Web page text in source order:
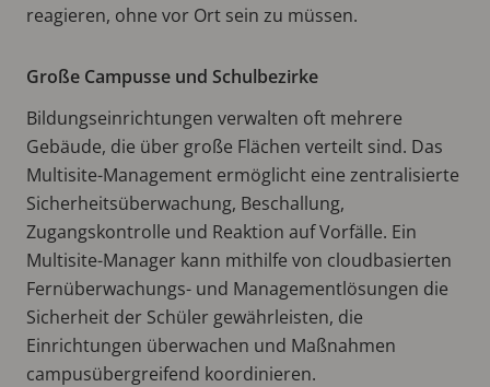
reagieren, ohne vor Ort sein zu müssen.
Große Campusse und Schulbezirke
Bildungseinrichtungen verwalten oft mehrere
Gebäude, die über große Flächen verteilt sind. Das
Multisite-Management ermöglicht eine zentralisierte
Sicherheitsüberwachung, Beschallung,
Zugangskontrolle und Reaktion auf Vorfälle. Ein
Multisite-Manager kann mithilfe von cloudbasierten
Fernüberwachungs- und Managementlösungen die
Sicherheit der Schüler gewährleisten, die
Einrichtungen überwachen und Maßnahmen
campusübergreifend koordinieren.